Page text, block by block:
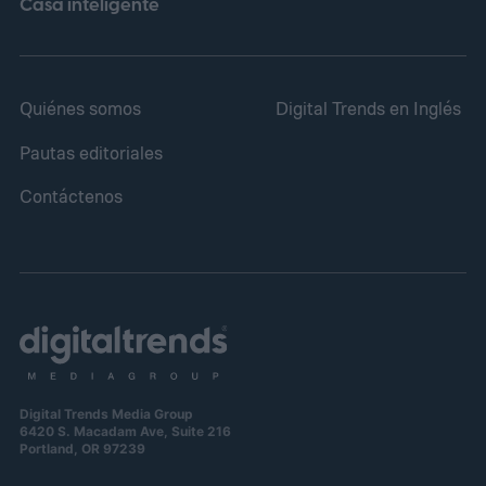
Casa inteligente
Quiénes somos
Pautas editoriales
Contáctenos
Digital Trends en Inglés
Digital Trends Media Group
6420 S. Macadam Ave, Suite 216
Portland, OR 97239